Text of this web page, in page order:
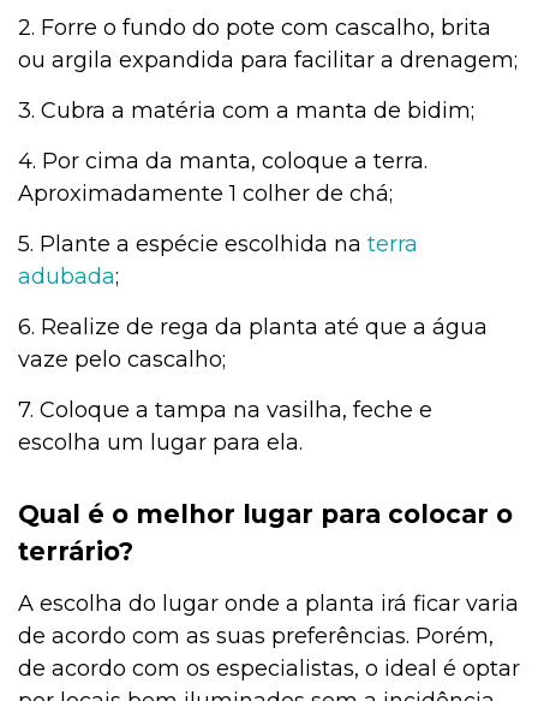
2. Forre o fundo do pote com cascalho, brita
ou argila expandida para facilitar a drenagem;
3. Cubra a matéria com a manta de bidim;
4. Por cima da manta, coloque a terra.
Aproximadamente 1 colher de chá;
5. Plante a espécie escolhida na terra
adubada;
6. Realize de rega da planta até que a água
vaze pelo cascalho;
7. Coloque a tampa na vasilha, feche e
escolha um lugar para ela.
Qual é o melhor lugar para colocar o
terrário?
A escolha do lugar onde a planta irá ficar varia
de acordo com as suas preferências. Porém,
de acordo com os especialistas, o ideal é optar